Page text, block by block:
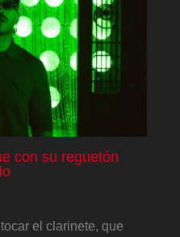
con su reguetón
el clarinete, que